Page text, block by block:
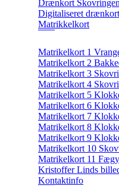
Drænkort Skovringen
Digitaliseret
Matrikkelkort
Matrikelkort 1
Matrikelkort 2
Matrikelkort 3
Matrikelkort 4
Matrikelkort 5
Matrikelkort 6
Matrikelkort 7
Matrikelkort 8
Matrikelkort 9
Matrikelkort 10
Matrikelkort 11
Kristoffer Linds
Kontaktinfo